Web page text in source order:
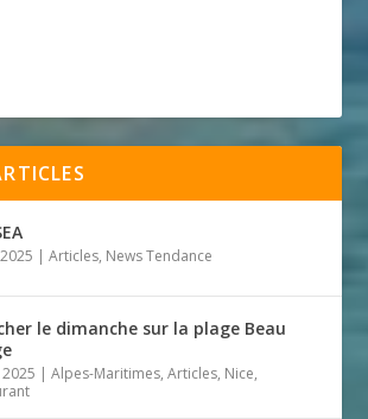
|Articles, News Tendance
le dimanche sur la plage Beau
|Alpes-Maritimes,Articles, Nice,